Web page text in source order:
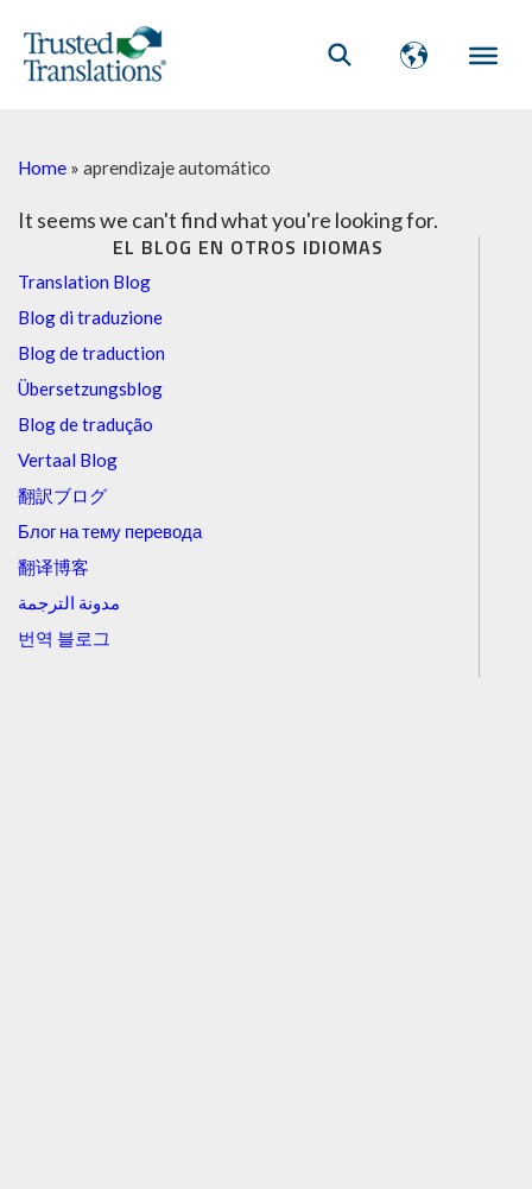
EL BLOG EN OTROS IDIOMAS
Translation Blog
Blog di traduzione
Blog de traduction
Übersetzungsblog
Blog de tradução
Vertaal Blog
翻訳ブログ
Блог на тему перевода
翻译博客
مدونة الترجمة
번역 블로그
Home » aprendizaje automático
It seems we can't find what you're looking for.